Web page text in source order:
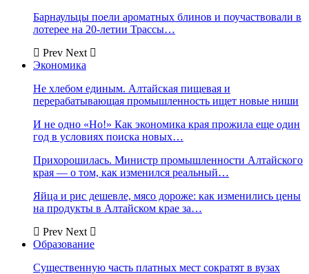
Барнаульцы поели ароматных блинов и поучаствовали в
лотерее на 20-летии Трассы…
Prev Next
Экономика
Не хлебом единым. Алтайская пищевая и
перерабатывающая промышленность ищет новые ниши
И не одно «Но!» Как экономика края прожила еще один
год в условиях поиска новых…
Прихорошилась. Министр промышленности Алтайского
края — о том, как изменился реальный…
Яйца и рис дешевле, мясо дороже: как изменились цены
на продукты в Алтайском крае за…
Prev Next
Образование
Существенную часть платных мест сократят в вузах